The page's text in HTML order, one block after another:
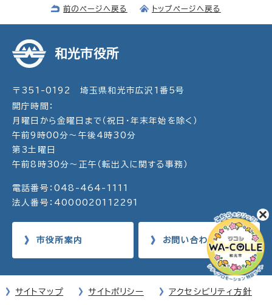
前のページへ戻る トップページへ戻る
和光市役所
〒351-0192 埼玉県和光市広沢1番5号
開庁時間：
月曜日から金曜日まで（祝日・年末年始を除く）
午前9時00分～午後4時30分
第3土曜日
午前8時30分～正午（転出入に関する事務）
電話番号：048-464-1111
法人番号：4000020112291
市役所案内 お問い合わせ
サイトマップ サイトポリシー アクセシビリティ方針